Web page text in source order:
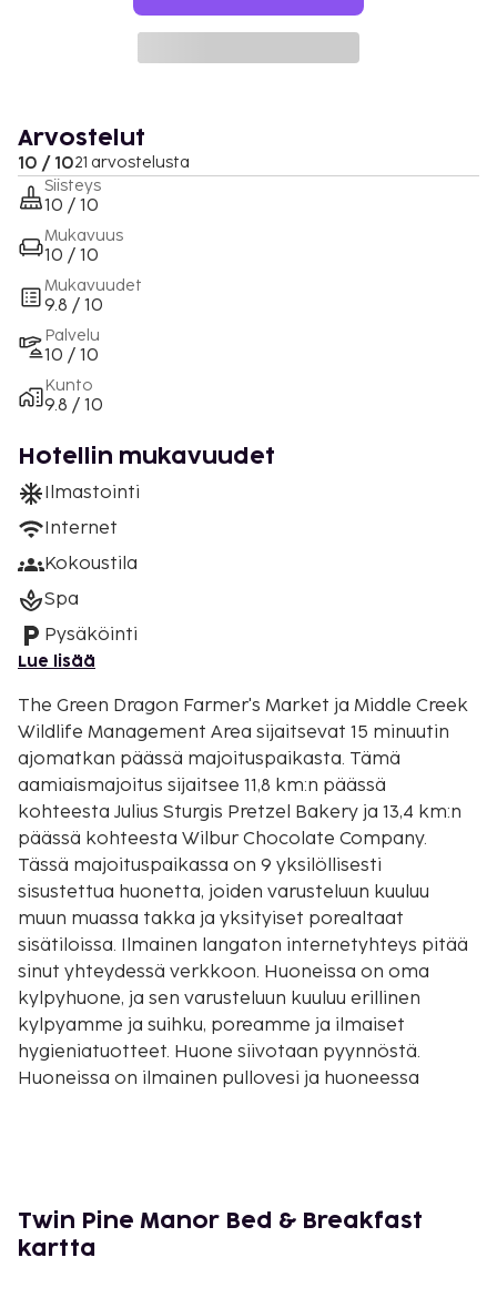
Arvostelut
10 / 1021 arvostelusta
Siisteys
10 / 10
Mukavuus
10 / 10
Mukavuudet
9.8 / 10
Palvelu
10 / 10
Kunto
9.8 / 10
Hotellin mukavuudet
Ilmastointi
Internet
Kokoustila
Spa
Pysäköinti
Lue lisää
The Green Dragon Farmer's Market ja Middle Creek
Wildlife Management Area sijaitsevat 15 minuutin
ajomatkan päässä majoituspaikasta. Tämä
aamiaismajoitus sijaitsee 11,8 km:n päässä
kohteesta Julius Sturgis Pretzel Bakery ja 13,4 km:n
päässä kohteesta Wilbur Chocolate Company.
Tässä majoituspaikassa on 9 yksilöllisesti
sisustettua huonetta, joiden varusteluun kuuluu
muun muassa takka ja yksityiset porealtaat
sisätiloissa. Ilmainen langaton internetyhteys pitää
sinut yhteydessä verkkoon. Huoneissa on oma
kylpyhuone, ja sen varusteluun kuuluu erillinen
kylpyamme ja suihku, poreamme ja ilmaiset
hygieniatuotteet. Huone siivotaan pyynnöstä.
Huoneissa on ilmainen pullovesi ja huoneessa
Eicher Arts Center - 5 km / 3,1 mi
Ephrata Performing Arts Center - 5 km / 3,1 mi
Twin Pine Manor Bed & Breakfast
kartta